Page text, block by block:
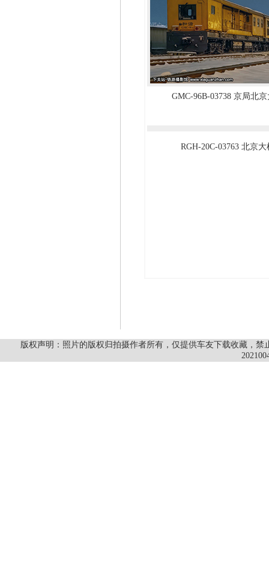
GMC-96B-03738 京局北
RGH-20C-03763 北京
版权声明：照片的版权归拍摄作者所有，仅提供车友下载收藏，